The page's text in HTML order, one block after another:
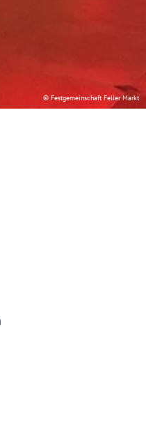
© Festgemeinschaft Feller Markt